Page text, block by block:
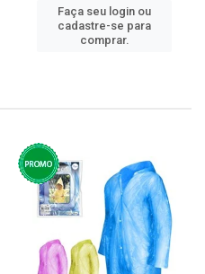
Faça seu login ou
cadastre-se para
comprar.